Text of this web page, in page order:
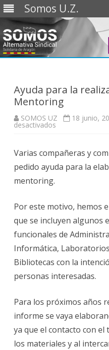
Somos U.Z.
Ayuda para la
Mentoring
SOMOS UZ 18 junio,
desactivados
realización
del
Informe
del
Varias compañeras y
pedido ayuda para la
mentoring.
Por este motivo, hemos
que se incluyen algunos
funcionales de
Informática,
Bibliotecas con la
personas interesadas.
Para los próximos años
informe se vaya
ya que el contacto con el
los materiales y al